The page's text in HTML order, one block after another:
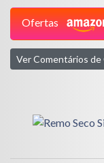
Ofertas
Ver Comentários de